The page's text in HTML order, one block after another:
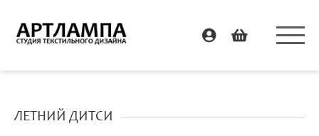
ЛЕТНИЙ ДИТСИ